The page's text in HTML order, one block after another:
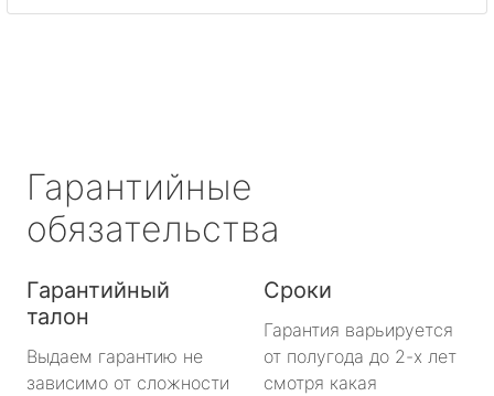
Гарантийные
обязательства
Гарантийный
талон
Выдаем гарантию не
зависимо от сложности
Сроки
Гарантия варьируется
от полугода до 2-х лет
смотря какая